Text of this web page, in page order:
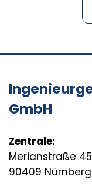
GmbH
Zentrale:
Merianstraße 45
90409 Nürnberg